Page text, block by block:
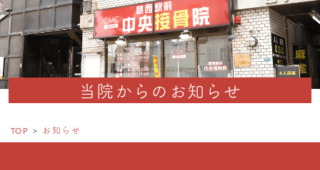
当院からのお知らせ
TOP お知らせ